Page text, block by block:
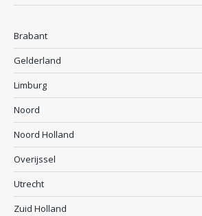
Brabant
Gelderland
Limburg
Noord
Noord Holland
Overijssel
Utrecht
Zuid Holland